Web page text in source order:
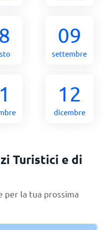
09
settembre
12
dicembre
Turistici e di
per la tua prossima